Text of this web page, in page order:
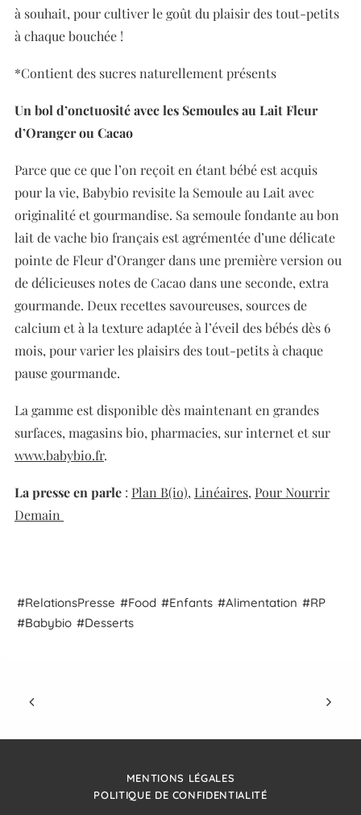
à souhait, pour cultiver le goût du plaisir des tout-petits
à chaque bouchée !
*Contient des sucres naturellement présents
Un bol d’onctuosité avec les Semoules au Lait Fleur
d’Oranger ou Cacao
Parce que ce que l’on reçoit en étant bébé est acquis
pour la vie, Babybio revisite la Semoule au Lait avec
originalité et gourmandise. Sa semoule fondante au bon
lait de vache bio français est agrémentée d’une délicate
pointe de Fleur d’Oranger dans une première version ou
de délicieuses notes de Cacao dans une seconde, extra
gourmande. Deux recettes savoureuses, sources de
calcium et à la texture adaptée à l’éveil des bébés dès 6
mois, pour varier les plaisirs des tout-petits à chaque
pause gourmande.
La gamme est disponible dès maintenant en grandes
surfaces, magasins bio, pharmacies, sur internet et sur
www.babybio.fr.
La presse en parle : Plan B(io), Linéaires, Pour Nourrir
Demain
RelationsPresse Food Enfants Alimentation
RP
Babybio
Desserts
MENTIONS LÉGALES
POLITIQUE DE CONFIDENTIALITÉ